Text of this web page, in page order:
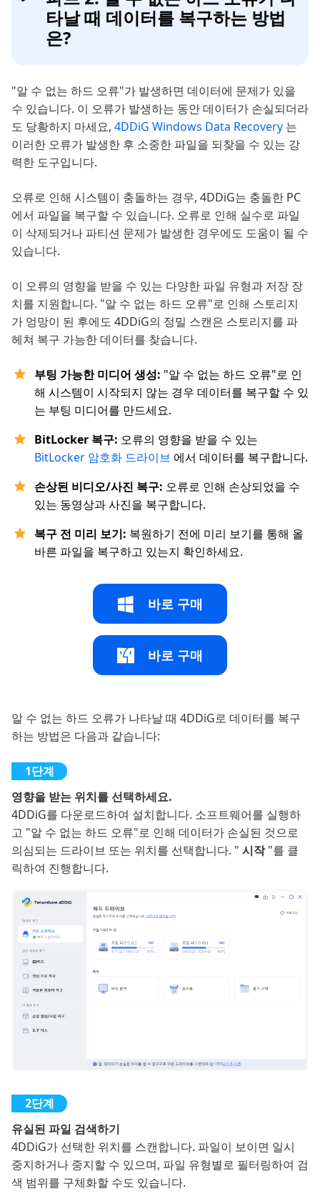
타날 때 데이터를 복구하는 방법
은?
"알 수 없는 하드 오류"가 발생하면 데이터에 문제가 있을
수 있습니다. 이 오류가 발생하는 동안 데이터가 손실되더라
도 당황하지 마세요, 4DDiG Windows Data Recovery 는
이러한 오류가 발생한 후 소중한 파일을 되찾을 수 있는 강
력한 도구입니다.
오류로 인해 시스템이 충돌하는 경우, 4DDiG는 충돌한 PC
에서 파일을 복구할 수 있습니다. 오류로 인해 실수로 파일
이 삭제되거나 파티션 문제가 발생한 경우에도 도움이 될 수
있습니다.
이 오류의 영향을 받을 수 있는 다양한 파일 유형과 저장 장
치를 지원합니다. "알 수 없는 하드 오류"로 인해 스토리지
가 엉망이 된 후에도 4DDiG의 정밀 스캔은 스토리지를 파
헤쳐 복구 가능한 데이터를 찾습니다.
부팅 가능한 미디어 생성: "알 수 없는 하드 오류"로 인
해 시스템이 시작되지 않는 경우 데이터를 복구할 수 있
는 부팅 미디어를 만드세요.
BitLocker 복구: 오류의 영향을 받을 수 있는
BitLocker 암호화 드라이브 에서 데이터를 복구합니다.
손상된 비디오/사진 복구: 오류로 인해 손상되었을 수
있는 동영상과 사진을 복구합니다.
복구 전 미리 보기: 복원하기 전에 미리 보기를 통해 올
바른 파일을 복구하고 있는지 확인하세요.
바로 구매
바로 구매
알 수 없는 하드 오류가 나타날 때 4DDiG로 데이터를 복구
하는 방법은 다음과 같습니다:
영향을 받는 위치를 선택하세요.
4DDiG를 다운로드하여 설치합니다. 소프트웨어를 실행하
고 "알 수 없는 하드 오류"로 인해 데이터가 손실된 것으로
의심되는 드라이브 또는 위치를 선택합니다. " 시작"를 클
릭하여 진행합니다.
유실된 파일 검색하기
4DDiG가 선택한 위치를 스캔합니다. 파일이 보이면 일시
중지하거나 중지할 수 있으며, 파일 유형별로 필터링하여 검
색 범위를 구체화할 수도 있습니다.